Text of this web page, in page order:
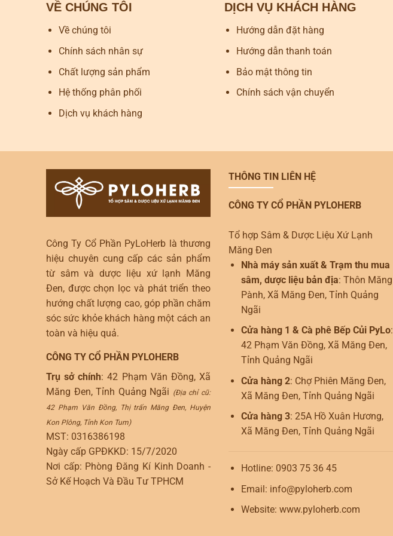
VỀ CHÚNG TÔI
Về chúng tôi
Chính sách nhân sự
Chất lượng sản phẩm
Hệ thống phân phối
Dịch vụ khách hàng
DỊCH VỤ KHÁCH HÀNG
Hướng dẫn đặt hàng
Hướng dẫn thanh toán
Bảo mật thông tin
Chính sách vận chuyển
Công Ty Cổ Phần PyLoHerb là thương
hiệu chuyên cung cấp các sản phẩm
từ sâm và dược liệu xứ lạnh Măng
Đen, được chọn lọc và phát triển theo
hướng chất lượng cao, góp phần chăm
sóc sức khỏe khách hàng một cách an
toàn và hiệu quả.
CÔNG TY CỔ PHẦN PYLOHERB
Trụ sở chính: 42 Phạm Văn Đồng, Xã
Măng Đen, Tỉnh Quảng Ngãi (Địa chỉ cũ:
42 Phạm Văn Đồng, Thị trấn Măng Đen, Huyện
Kon Plông, Tỉnh Kon Tum)
MST: 0316386198
Ngày cấp GPĐKKD: 15/7/2020
Nơi cấp: Phòng Đăng Kí Kinh Doanh -
Sở Kế Hoạch Và Đầu Tư TPHCM
THÔNG TIN LIÊN HỆ
CÔNG TY CỔ PHẦN PYLOHERB
Tổ hợp Sâm & Dược Liệu Xứ Lạnh
Măng Đen
Nhà máy sản xuất & Trạm thu mua
sâm, dược liệu bản địa: Thôn Măng
Pành, Xã Măng Đen, Tỉnh Quảng
Ngãi
Cửa hàng 1 & Cà phê Bếp Củi PyLo:
42 Phạm Văn Đồng, Xã Măng Đen,
Tỉnh Quảng Ngãi
Cửa hàng 2: Chợ Phiên Măng Đen,
Xã Măng Đen, Tỉnh Quảng Ngãi
Cửa hàng 3: 25A Hồ Xuân Hương,
Xã Măng Đen, Tỉnh Quảng Ngãi
Hotline: 0903 75 36 45
Email: info@pyloherb.com
Website: www.pyloherb.com